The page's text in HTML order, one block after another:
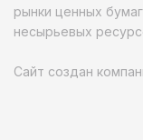
рынки ценных
несырьевых
Сайт создан